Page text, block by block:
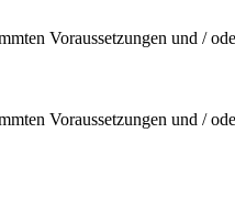
Voraussetzungen und /
Voraussetzungen und /